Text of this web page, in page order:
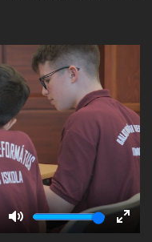
Mute
Enter